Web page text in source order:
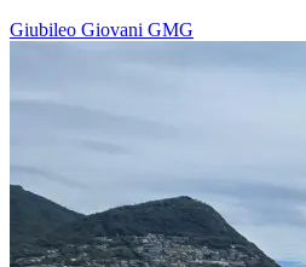
Giubileo Giovani GMG